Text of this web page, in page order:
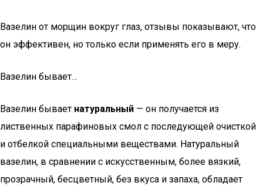
Вазелин от морщин вокруг глаз, отзывы показывают, что
он эффективен, но только если применять его в меру.
Вазелин бывает…
Вазелин бывает натуральный — он получается из
лиственных парафиновых смол с последующей очисткой
и отбелкой специальными веществами. Натуральный
вазелин, в сравнении с искусственным, более вязкий,
прозрачный, бесцветный, без вкуса и запаха, обладает